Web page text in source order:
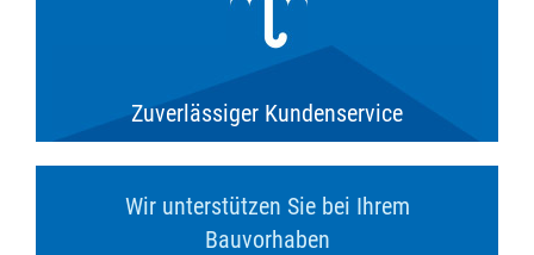
Zuverlässiger Kundenservice
Wir unterstützen Sie bei Ihrem
Bauvorhaben